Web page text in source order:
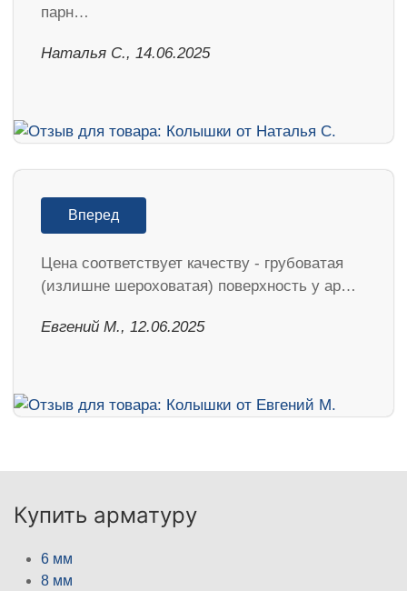
парн…
Наталья С., 14.06.2025
Вперед
Цена соответствует качеству - грубоватая
(излишне шероховатая) поверхность у ар…
Евгений М., 12.06.2025
Купить арматуру
6 мм
8 мм